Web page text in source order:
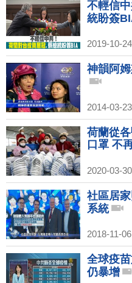
不輕信
統盼簽
2019-10-
神韻阿
2014-03-
荷蘭從
口罩 不
2020-03-
社區居
系統
2018-11-
全球疫
仍暴增